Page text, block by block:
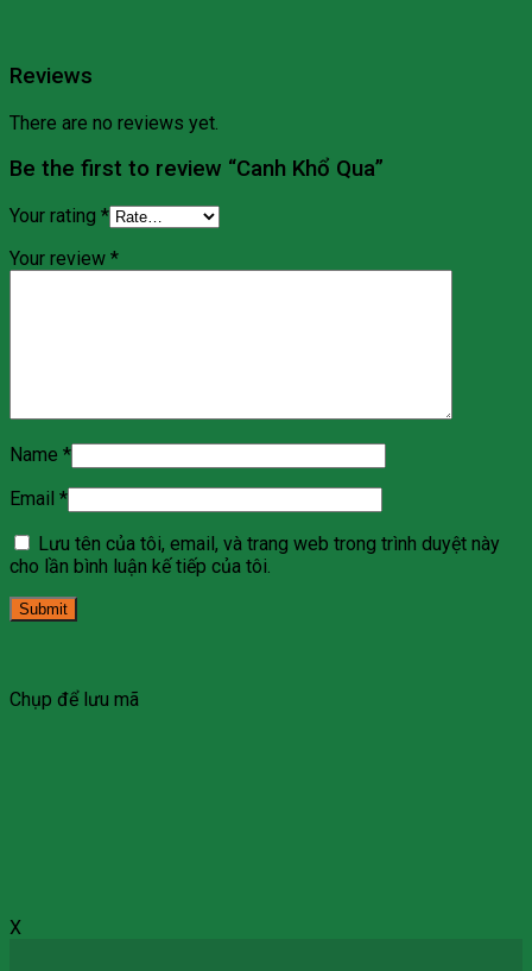
Reviews
There are no reviews yet.
Be the first to review “Canh Khổ Qua”
Your rating *
Your review *
Name *
Email *
Lưu tên của tôi, email, và trang web trong trình duyệt này
cho lần bình luận kế tiếp của tôi.
Chụp để lưu mã
X